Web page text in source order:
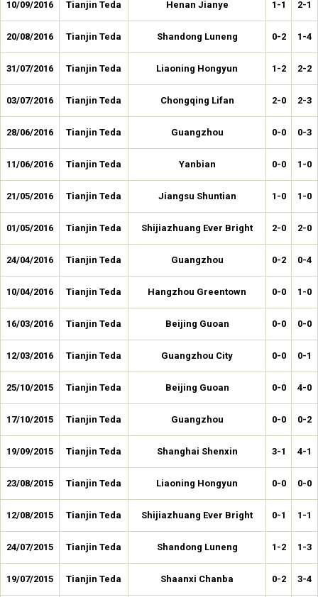
10/09/2016 Tianjin Teda Henan Jianye 1-1 2-1
20/08/2016 Tianjin Teda Shandong Luneng 0-2 1-4
31/07/2016 Tianjin Teda Liaoning Hongyun 1-2 2-2
03/07/2016 Tianjin Teda Chongqing Lifan 2-0 2-3
28/06/2016 Tianjin Teda Guangzhou 0-0 0-3
11/06/2016 Tianjin Teda Yanbian 0-0 1-0
21/05/2016 Tianjin Teda Jiangsu Shuntian 1-0 1-0
01/05/2016 Tianjin Teda Shijiazhuang Ever Bright 2-0 2-0
24/04/2016 Tianjin Teda Guangzhou 0-2 0-4
10/04/2016 Tianjin Teda Hangzhou Greentown 0-0 1-0
16/03/2016 Tianjin Teda Beijing Guoan 0-0 0-0
12/03/2016 Tianjin Teda Guangzhou City 0-0 0-1
25/10/2015 Tianjin Teda Beijing Guoan 0-0 4-0
17/10/2015 Tianjin Teda Guangzhou 0-0 0-2
19/09/2015 Tianjin Teda Shanghai Shenxin 3-1 4-1
23/08/2015 Tianjin Teda Liaoning Hongyun 0-0 0-0
12/08/2015 Tianjin Teda Shijiazhuang Ever Bright 0-1 1-1
24/07/2015 Tianjin Teda Shandong Luneng 1-2 1-3
19/07/2015 Tianjin Teda Shaanxi Chanba 0-2 3-4